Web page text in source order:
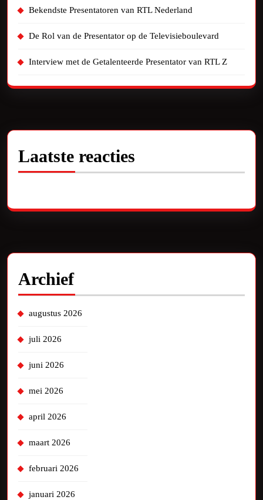
Bekendste Presentatoren van RTL Nederland
De Rol van de Presentator op de Televisieboulevard
Interview met de Getalenteerde Presentator van RTL Z
Laatste reacties
Archief
augustus 2026
juli 2026
juni 2026
mei 2026
april 2026
maart 2026
februari 2026
januari 2026